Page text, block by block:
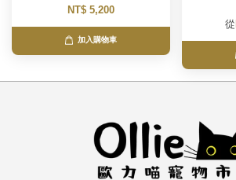
NT$ 5,200
加入購物車
從